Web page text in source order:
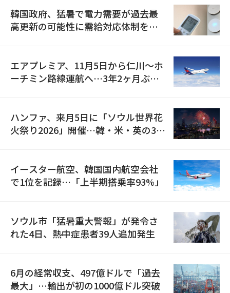
韓国政府、猛暑で電力需要が過去最
高更新の可能性に需給対応体制を点
エアプレミア、11月5日から仁川〜ホ
ーチミン路線運航へ…3年2ヶ月ぶり
ハンファ、来月5日に「ソウル世界花
火祭り2026」開催…韓・米・英の3カ
イースター航空、韓国国内航空会社
で1位を記録…「上半期搭乗率93%」
ソウル市「猛暑重大警報」が発令さ
れた4日、熱中症患者39人追加発生
6月の経常収支、497億ドルで「過去
最大」…輸出が初の1000億ドル突破